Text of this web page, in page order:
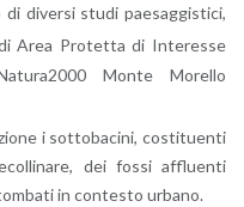
di­ver­si studi pae­sag­gi­sti­ci,
Area Pro­tet­ta di In­te­res­se
Monte Mo­rel­lo
i sot­to­ba­ci­ni, co­sti­tuen­ti
dei fossi af­fluen­ti
in con­te­sto ur­ba­no.